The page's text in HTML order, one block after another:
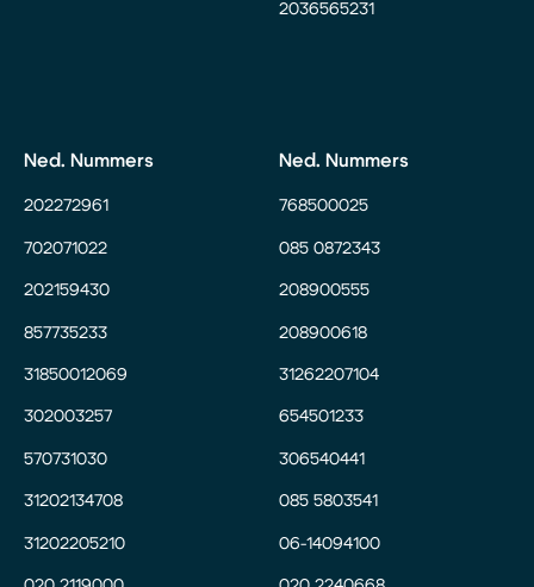
2036565231
Ned. Nummers
202272961
702071022
202159430
857735233
31850012069
302003257
570731030
31202134708
31202205210
Ned. Nummers
768500025
085 0872343
208900555
208900618
31262207104
654501233
306540441
085 5803541
06-14094100